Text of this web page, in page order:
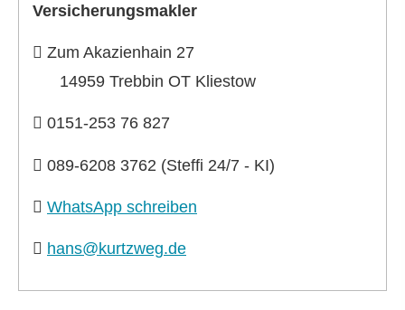
Ver­sicherungs­makler
Zum Akazienhain 27
14959 Trebbin OT Kliestow
0151-253 76 827
089-6208 3762 (Steffi 24/7 - KI)
WhatsApp schreiben
hans@kurtzweg.de